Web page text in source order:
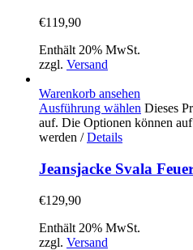
€119,90
Enthält 20% MwSt.
zzgl. Versand
Warenkorb ansehen
Ausführung wählen Dieses
auf. Die Optionen können
werden / Details
Jeansjacke Svala
€129,90
Enthält 20% MwSt.
zzgl. Versand